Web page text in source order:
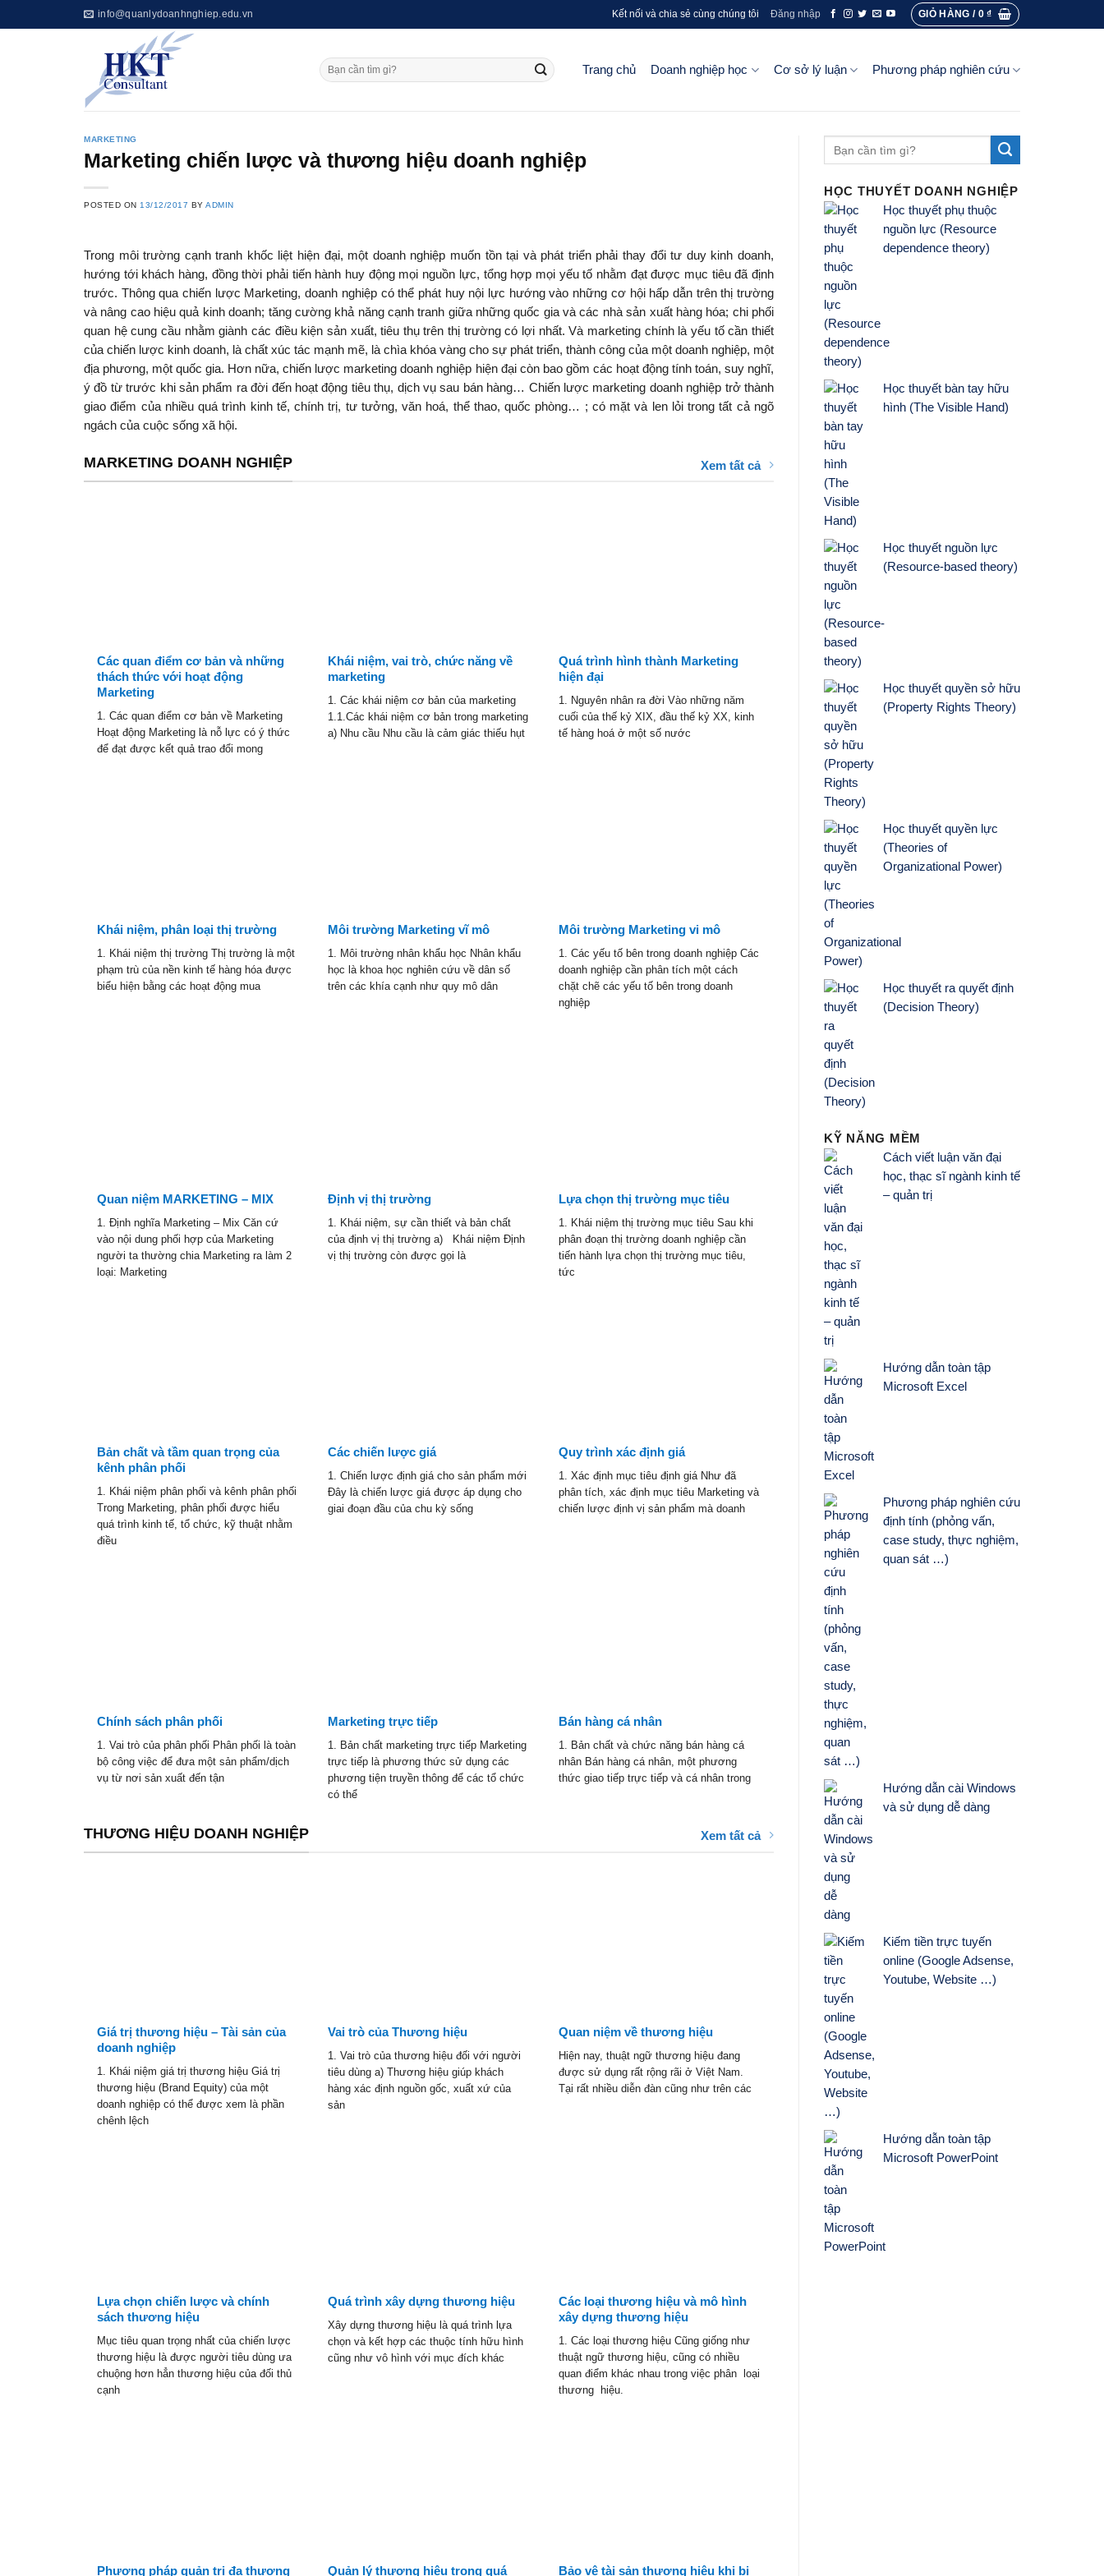
to
info@quanlydoanhnghiep.edu.vn Kết nối và chia sẻ cùng chúng tôi Đăng nhập GIỎ HÀNG / 0₫
Trang chủ Doanh nghiệp học Cơ sở lý luận Phương pháp nghiên cứu
MARKETING
Marketing chiến lược và thương hiệu doanh nghiệp
POSTED ON 13/12/2017 BYADMIN
Trong môi trường cạnh tranh khốc liệt hiện đại, một doanh nghiệp muốn tồn tại và phát triển phải thay đổi tư duy kinh doanh,
hướng tới khách hàng, đồng thời phải tiến hành huy động mọi nguồn lực, tổng hợp mọi yếu tố nhằm đạt được mục tiêu đã định
trước. Thông qua chiến lược Marketing, doanh nghiệp có thể phát huy nội lực hướng vào những cơ hội hấp dẫn trên thị trường
và nâng cao hiệu quả kinh doanh; tăng cường khả năng cạnh tranh giữa những quốc gia và các nhà sản xuất hàng hóa; chi phối
quan hệ cung cầu nhằm giành các điều kiện sản xuất, tiêu thụ trên thị trường có lợi nhất. Và marketing chính là yếu tố cần thiết
của chiến lược kinh doanh, là chất xúc tác mạnh mẽ, là chìa khóa vàng cho sự phát triển, thành công của một doanh nghiệp, một
địa phương, một quốc gia. Hơn nữa, chiến lược marketing doanh nghiệp hiện đại còn bao gồm các hoạt động tính toán, suy nghĩ,
ý đồ từ trước khi sản phẩm ra đời đến hoạt động tiêu thụ, dịch vụ sau bán hàng… Chiến lược marketing doanh nghiệp trở thành
giao điểm của nhiều quá trình kinh tế, chính trị, tư tưởng, văn hoá, thể thao, quốc phòng… ; có mặt và len lỏi trong tất cả ngõ
ngách của cuộc sống xã hội.
MARKETING DOANH NGHIỆP Xem tất cả
Các quan điểm cơ bản và những
thách thức với hoạt động
Marketing
1. Các quan điểm cơ bản về Marketing
Hoạt động Marketing là nỗ lực có ý thức
để đạt được kết quả trao đổi mong
Khái niệm, vai trò, chức năng về
marketing
1. Các khái niệm cơ bản của marketing
1.1.Các khái niệm cơ bản trong marketing
a) Nhu cầu Nhu cầu là cảm giác thiếu hụt
Quá trình hình thành Marketing
hiện đại
1. Nguyên nhân ra đời Vào những năm
cuối của thế kỷ XIX, đầu thế kỷ XX, kinh
tế hàng hoá ở một số nước
Khái niệm, phân loại thị trường
1. Khái niệm thị trường Thị trường là một
phạm trù của nền kinh tế hàng hóa được
biểu hiện bằng các hoạt động mua
Môi trường Marketing vĩ mô
1. Môi trường nhân khẩu học Nhân khẩu
học là khoa học nghiên cứu về dân số
trên các khía cạnh như quy mô dân
Môi trường Marketing vi mô
1. Các yếu tố bên trong doanh nghiệp Các
doanh nghiệp cần phân tích một cách
chặt chẽ các yếu tố bên trong doanh
nghiệp
Hệ thống hoạt động Marketing và
môi trường Marketing
1. Hệ thống hoạt động marketing Hoạt
động marketing của doanh nghiệp được
vận hành trong hệ thống các yếu tố tác
Quan niệm MARKETING – MIX
1. Định nghĩa Marketing – Mix Căn cứ
vào nội dung phối hợp của Marketing
người ta thường chia Marketing ra làm 2
loại: Marketing
Định vị thị trường
1. Khái niệm, sự cần thiết và bản chất
của định vị thị trường a) Khái niệm Định
vị thị trường còn được gọi là
Lựa chọn thị trường mục tiêu
1. Khái niệm thị trường mục tiêu Sau khi
phân đoạn thị trường doanh nghiệp cần
tiến hành lựa chọn thị trường mục tiêu,
tức
Bản chất và tầm quan trọng của
kênh phân phối
1. Khái niệm phân phối và kênh phân phối
Trong Marketing, phân phối được hiểu
quá trình kinh tế, tổ chức, kỹ thuật nhằm
điều
Các chiến lược giá
1. Chiến lược định giá cho sản phẩm mới
Đây là chiến lược giá được áp dụng cho
giai đoạn đầu của chu kỳ sống
Quy trình xác định giá
1. Xác định mục tiêu định giá Như đã
phân tích, xác định mục tiêu Marketing và
chiến lược định vị sản phẩm mà doanh
Những vấn đề chung và các yếu tố
ảnh hưởng đến quyết định về giá
1. NHỮNG VẤN ĐỀ CHUNG VỀ GIÁ 1.1.
Khái niệm giá Giá mang nhiều tên gọi
khác nhau và được tiếp cận trên nhiều
Chính sách phân phối
1. Vai trò của phân phối Phân phối là toàn
bộ công việc để đưa một sản phẩm/dịch
vụ từ nơi sản xuất đến tận
Marketing trực tiếp
1. Bản chất marketing trực tiếp Marketing
trực tiếp là phương thức sử dụng các
phương tiện truyền thông để các tổ chức
có thể
Bán hàng cá nhân
1. Bản chất và chức năng bán hàng cá
nhân Bán hàng cá nhân, một phương
thức giao tiếp trực tiếp và cá nhân trong
Quan hệ công chúng
1. Bản chất và chức năng của quan hệ
công chúng Quan hệ công chúng (Public
relations, viết tắt là PR) là việc một cơ
THƯƠNG HIỆU DOANH NGHIỆP Xem tất cả
Giá trị thương hiệu – Tài sản của
doanh nghiệp
1. Khái niệm giá trị thương hiệu Giá trị
thương hiệu (Brand Equity) của một
doanh nghiệp có thể được xem là phần
chênh lệch
Vai trò của Thương hiệu
1. Vai trò của thương hiệu đối với người
tiêu dùng a) Thương hiệu giúp khách
hàng xác định nguồn gốc, xuất xứ của
sản
Quan niệm về thương hiệu
Hiện nay, thuật ngữ thương hiệu đang
được sử dụng rất rộng rãi ở Việt Nam.
Tại rất nhiều diễn đàn cũng như trên các
Lựa chọn chiến lược và chính
sách thương hiệu
Mục tiêu quan trọng nhất của chiến lược
thương hiệu là được người tiêu dùng ưa
chuộng hơn hẳn thương hiệu của đối thủ
cạnh
Quá trình xây dựng thương hiệu
Xây dựng thương hiệu là quá trình lựa
chọn và kết hợp các thuộc tính hữu hình
cũng như vô hình với mục đích khác
Các loại thương hiệu và mô hình
xây dựng thương hiệu
1. Các loại thương hiệu Cũng giống như
thuật ngữ thương hiệu, cũng có nhiều
quan điểm khác nhau trong việc phân loại
thương hiệu.
Phương pháp quản trị đa thương
Quản lý thương hiệu trong quá
Bảo vệ tài sản thương hiệu khi bị
HỌC THUYẾT DOANH NGHIỆP
Học thuyết phụ thuộc
nguồn lực (Resource
dependence theory)
Học thuyết bàn tay hữu
hình (The Visible Hand)
Học thuyết nguồn lực
(Resource-based theory)
Học thuyết quyền sở hữu
(Property Rights Theory)
Học thuyết quyền lực
(Theories of
Organizational Power)
Học thuyết ra quyết định
(Decision Theory)
KỸ NĂNG MỀM
Cách viết luận văn đại
học, thạc sĩ ngành kinh tế
– quản trị
Hướng dẫn toàn tập
Microsoft Excel
Phương pháp nghiên cứu
định tính (phỏng vấn,
case study, thực nghiệm,
quan sát …)
Hướng dẫn cài Windows
và sử dụng dễ dàng
Kiếm tiền trực tuyến
online (Google Adsense,
Youtube, Website …)
Hướng dẫn toàn tập
Microsoft PowerPoint